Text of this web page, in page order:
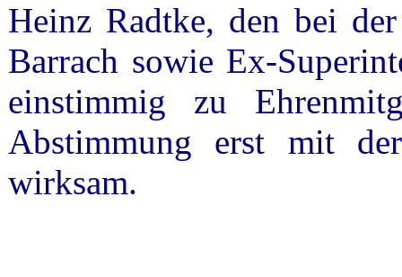
Heinz Radtke, den bei
Barrach sowie Ex-
einstimmig zu
Abstimmung erst mit
wirksam.